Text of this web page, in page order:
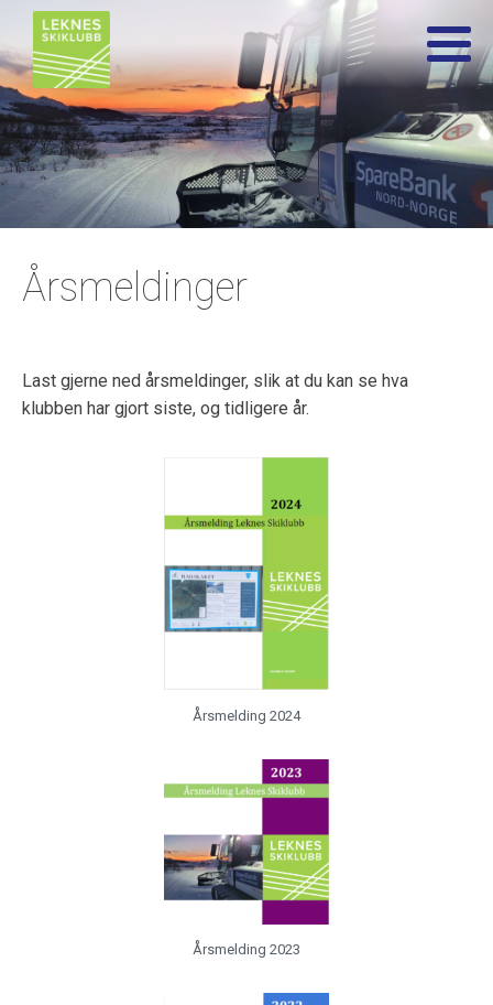
Årsmeldinger
Last gjerne ned årsmeldinger, slik at du kan se hva
klubben har gjort siste, og tidligere år.
Årsmelding 2024
Årsmelding 2023